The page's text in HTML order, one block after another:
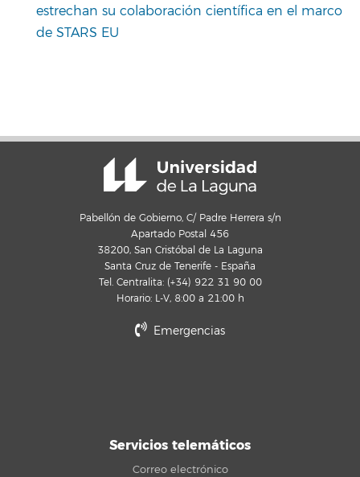
estrechan su colaboración científica en el marco
de STARS EU
Pabellón de Gobierno, C/ Padre Herrera s/n
Apartado Postal 456
38200, San Cristóbal de La Laguna
Santa Cruz de Tenerife - España
Tel. Centralita: (+34) 922 31 90 00
Horario: L-V, 8:00 a 21:00 h
Emergencias
Servicios telemáticos
Correo electrónico